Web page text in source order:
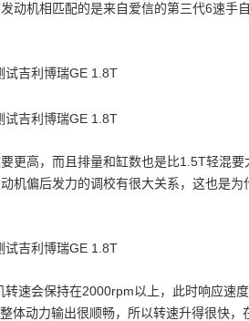
动机相匹配的是来自爱信的第三代6速手
更高，而且排量和缸数也是比1.5T轻混
机偏后发力的调校有很大关系，这也是
转速会保持在2000rpm以上，此时响应速
体动力输出很顺畅，所以转速升得很快